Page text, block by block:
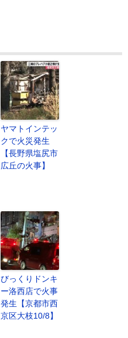
ヤマトインテッ
クで火災発生
【長野県塩尻市
広丘の火事】
びっくりドンキ
ー洛西店で火事
発生【京都市西
京区大枝10/8】